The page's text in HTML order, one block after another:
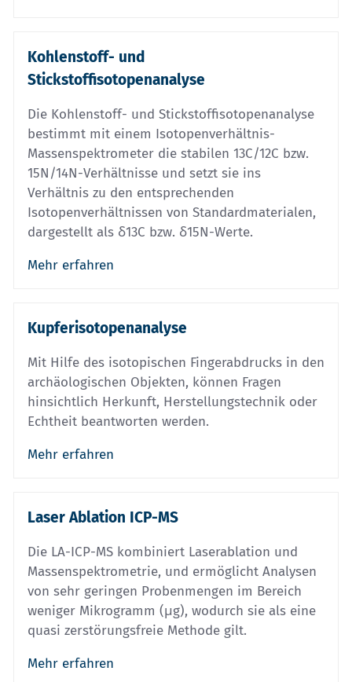
Kohlenstoff- und
Stickstoffisotopenanalyse
Die Kohlenstoff- und Stickstoffisotopenanalyse
bestimmt mit einem Isotopenverhältnis-
Massenspektrometer die stabilen 13C/12C bzw.
15N/14N-Verhältnisse und setzt sie ins
Verhältnis zu den entsprechenden
Isotopenverhältnissen von Standardmaterialen,
dargestellt als δ13C bzw. δ15N-Werte.
Mehr erfahren
Kupferisotopenanalyse
Mit Hilfe des isotopischen Fingerabdrucks in den
archäologischen Objekten, können Fragen
hinsichtlich Herkunft, Herstellungstechnik oder
Echtheit beantworten werden.
Mehr erfahren
Laser Ablation ICP-MS
Die LA-ICP-MS kombiniert Laserablation und
Massenspektrometrie, und ermöglicht Analysen
von sehr geringen Probenmengen im Bereich
weniger Mikrogramm (μg), wodurch sie als eine
quasi zerstörungsfreie Methode gilt.
Mehr erfahren